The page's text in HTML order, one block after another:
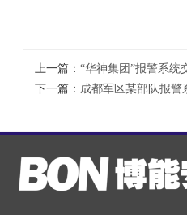
上一篇： “华神集团”报警系统
下一篇： 成都军区某部队报警